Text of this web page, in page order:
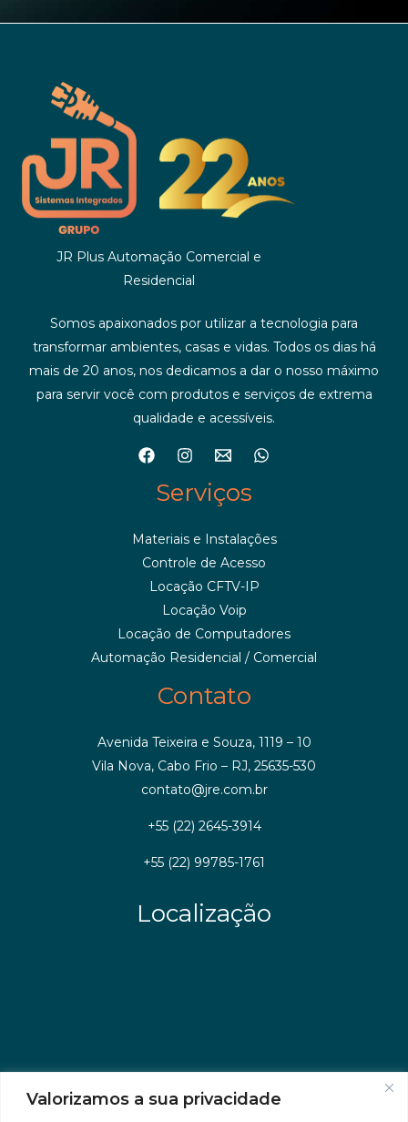
Valorizamos a sua privacidade
JR Plus Automação Comercial e
Residencial
Somos apaixonados por utilizar a tecnologia para
transformar ambientes, casas e vidas. Todos os dias há
mais de 20 anos, nos dedicamos a dar o nosso máximo
para servir você com produtos e serviços de extrema
qualidade e acessíveis.
Serviços
Materiais e Instalações
Controle de Acesso
Locação CFTV-IP
Locação Voip
Locação de Computadores
Automação Residencial / Comercial
Contato
Avenida Teixeira e Souza, 1119 – 10
Vila Nova, Cabo Frio – RJ, 25635-530
contato@jre.com.br
+55 (22) 2645-3914
+55 (22) 99785-1761
Localização